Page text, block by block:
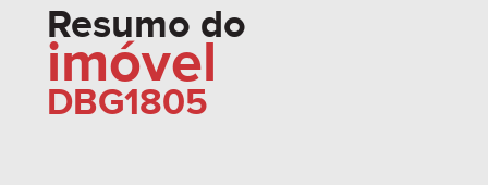
Resumo do
imóvel
DBG1805